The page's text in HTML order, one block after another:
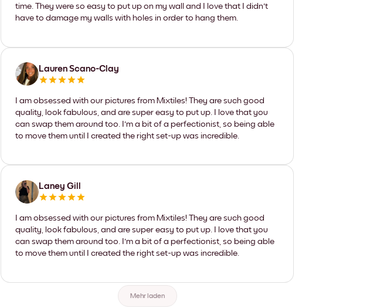
time. They were so easy to put up on my wall and I love that I didn't
have to damage my walls with holes in order to hang them.
Lauren Scano-Clay
I am obsessed with our pictures from Mixtiles! They are such good
quality, look fabulous, and are super easy to put up. I love that you
can swap them around too. I'm a bit of a perfectionist, so being able
to move them until I created the right set-up was incredible.
Laney Gill
I am obsessed with our pictures from Mixtiles! They are such good
quality, look fabulous, and are super easy to put up. I love that you
can swap them around too. I'm a bit of a perfectionist, so being able
to move them until I created the right set-up was incredible.
Mehr laden